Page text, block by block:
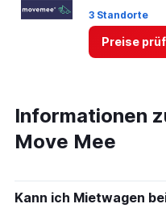
3 Standorte
Preise
Informationen
Move Mee
Kann ich Mietwagen